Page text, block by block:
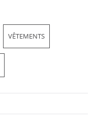
VÊTEMENTS